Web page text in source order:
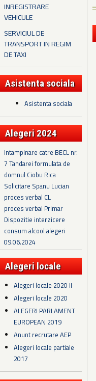
INREGISTRARE
VEHICULE
SERVICIUL DE
TRANSPORT IN REGIM
DE TAXI
Asistenta sociala
Asistenta sociala
Alegeri 2024
Intampinare catre BECL nr.
7 Tandarei formulata de
domnul Ciobu Rica
Solicitare Spanu Lucian
proces verbal CL
proces verbal Primar
Dispozitie interzicere
consum alcool alegeri
09.06.2024
Alegeri locale
Alegeri locale 2020 II
Alegeri locale 2020
ALEGERI PARLAMENT
EUROPEAN 2019
Anunt recrutare AEP
Alegeri locale partiale
2017